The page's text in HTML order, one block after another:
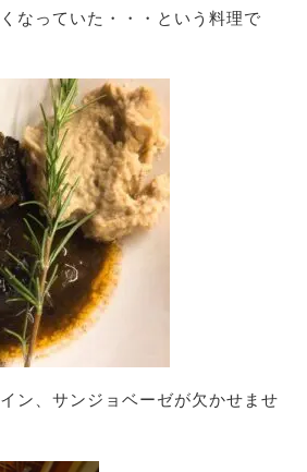
なっていた・・・という料理で
ン、サンジョベーゼが欠かせませ